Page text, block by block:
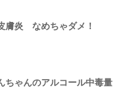
膚炎 なめちゃダメ！
ゃんのアルコール中毒量